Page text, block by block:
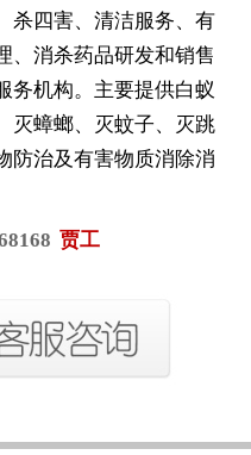
杀四害、清洁服务、有
、消杀药品研发和销售
务机构。主要提供白蚁
灭蟑螂、灭蚊子、灭跳
防治及有害物质消除消
贾工